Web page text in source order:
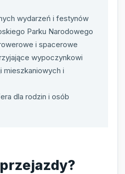
wydarzeń i festynów
Parku Narodowego
i spacerowe
wypoczynkowi
mieszkaniowych i
dla rodzin i osób